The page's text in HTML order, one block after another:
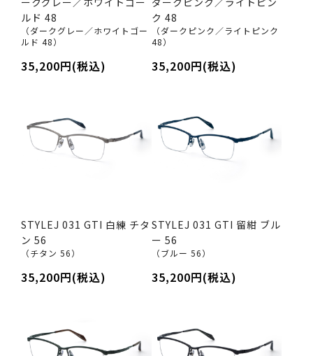
ルド 48
（ダークグレー／ホワイトゴー
ルド 48）
35,200円(税込)
ク 48
（ダークピンク／ライトピンク
48）
35,200円(税込)
STYLEJ 031 GTI 白練 チタ
ン 56
（チタン 56）
35,200円(税込)
STYLEJ 031 GTI 留紺 ブル
ー 56
（ブルー 56）
35,200円(税込)